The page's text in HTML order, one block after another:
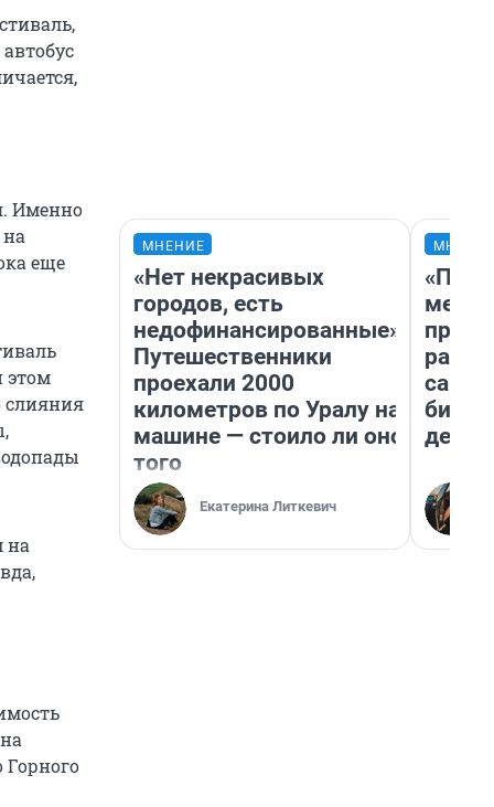
Именно
еще
этом
слияния
на
Горного
МНЕНИЕ
«Нет некрасивых
городов, есть
недофинансированные».
Путешественники
проехали 2000
километров по Уралу на
машине — стоило ли оно
того
Екатерина Литкевич